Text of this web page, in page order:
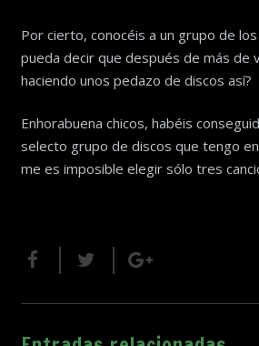
Por cierto, conocéis a un grupo de
pueda decir que después de más de
haciendo unos pedazo de discos así?
Enhorabuena chicos, habéis
selecto grupo de discos que tengo
me es imposible elegir sólo tres